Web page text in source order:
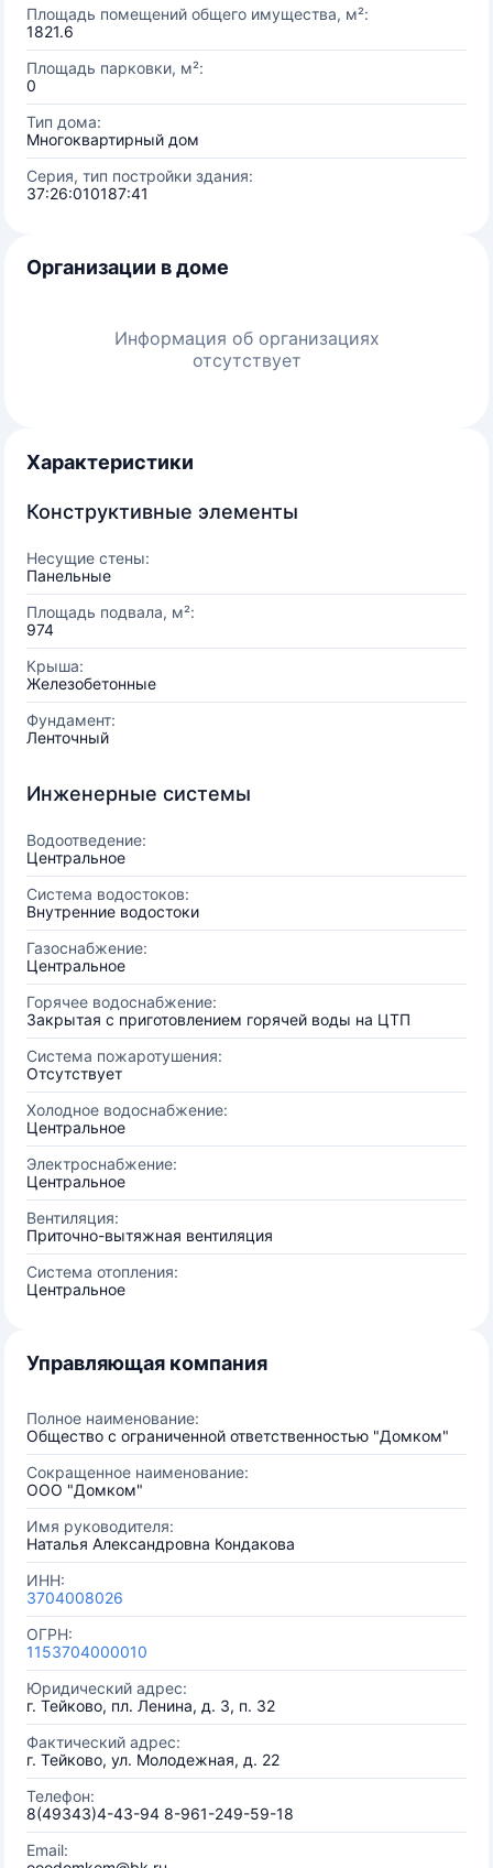
Площадь помещений общего имущества, м²:
1821.6
Площадь парковки, м²:
0
Тип дома:
Многоквартирный дом
Серия, тип постройки здания:
37:26:010187:41
Организации в доме
Информация об организациях
отсутствует
Характеристики
Конструктивные элементы
Несущие стены:
Панельные
Площадь подвала, м²:
974
Крыша:
Железобетонные
Фундамент:
Ленточный
Инженерные системы
Водоотведение:
Центральное
Система водостоков:
Внутренние водостоки
Газоснабжение:
Центральное
Горячее водоснабжение:
Закрытая с приготовлением горячей воды на ЦТП
Система пожаротушения:
Отсутствует
Холодное водоснабжение:
Центральное
Электроснабжение:
Центральное
Вентиляция:
Приточно-вытяжная вентиляция
Система отопления:
Центральное
Управляющая компания
Полное наименование:
Общество с ограниченной ответственностью "Домком"
Сокращенное наименование:
ООО "Домком"
Имя руководителя:
Наталья Александровна Кондакова
ИНН:
3704008026
ОГРН:
1153704000010
Юридический адрес:
г. Тейково, пл. Ленина, д. 3, п. 32
Фактический адрес:
г. Тейково, ул. Молодежная, д. 22
Телефон:
8(49343)4-43-94 8-961-249-59-18
Email: